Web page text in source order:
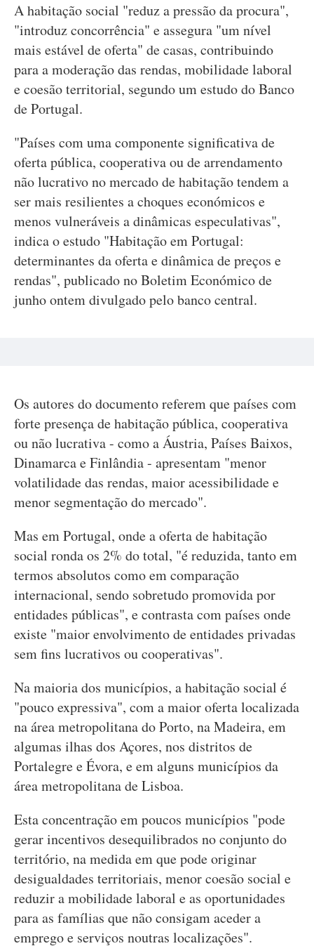
A habitação social "reduz a pressão da procura",
"introduz concorrência" e assegura "um nível
mais estável de oferta" de casas, contribuindo
para a moderação das rendas, mobilidade laboral
e coesão territorial, segundo um estudo do Banco
de Portugal.
"Países com uma componente significativa de
oferta pública, cooperativa ou de arrendamento
não lucrativo no mercado de habitação tendem a
ser mais resilientes a choques económicos e
menos vulneráveis a dinâmicas especulativas",
indica o estudo "Habitação em Portugal:
determinantes da oferta e dinâmica de preços e
rendas", publicado no Boletim Económico de
junho ontem divulgado pelo banco central.
Os autores do documento referem que países com
forte presença de habitação pública, cooperativa
ou não lucrativa - como a Áustria, Países Baixos,
Dinamarca e Finlândia - apresentam "menor
volatilidade das rendas, maior acessibilidade e
menor segmentação do mercado".
Mas em Portugal, onde a oferta de habitação
social ronda os 2% do total, "é reduzida, tanto em
termos absolutos como em comparação
internacional, sendo sobretudo promovida por
entidades públicas", e contrasta com países onde
existe "maior envolvimento de entidades privadas
sem fins lucrativos ou cooperativas".
Na maioria dos municípios, a habitação social é
"pouco expressiva", com a maior oferta localizada
na área metropolitana do Porto, na Madeira, em
algumas ilhas dos Açores, nos distritos de
Portalegre e Évora, e em alguns municípios da
área metropolitana de Lisboa.
Esta concentração em poucos municípios "pode
gerar incentivos desequilibrados no conjunto do
território, na medida em que pode originar
desigualdades territoriais, menor coesão social e
reduzir a mobilidade laboral e as oportunidades
para as famílias que não consigam aceder a
emprego e serviços noutras localizações".